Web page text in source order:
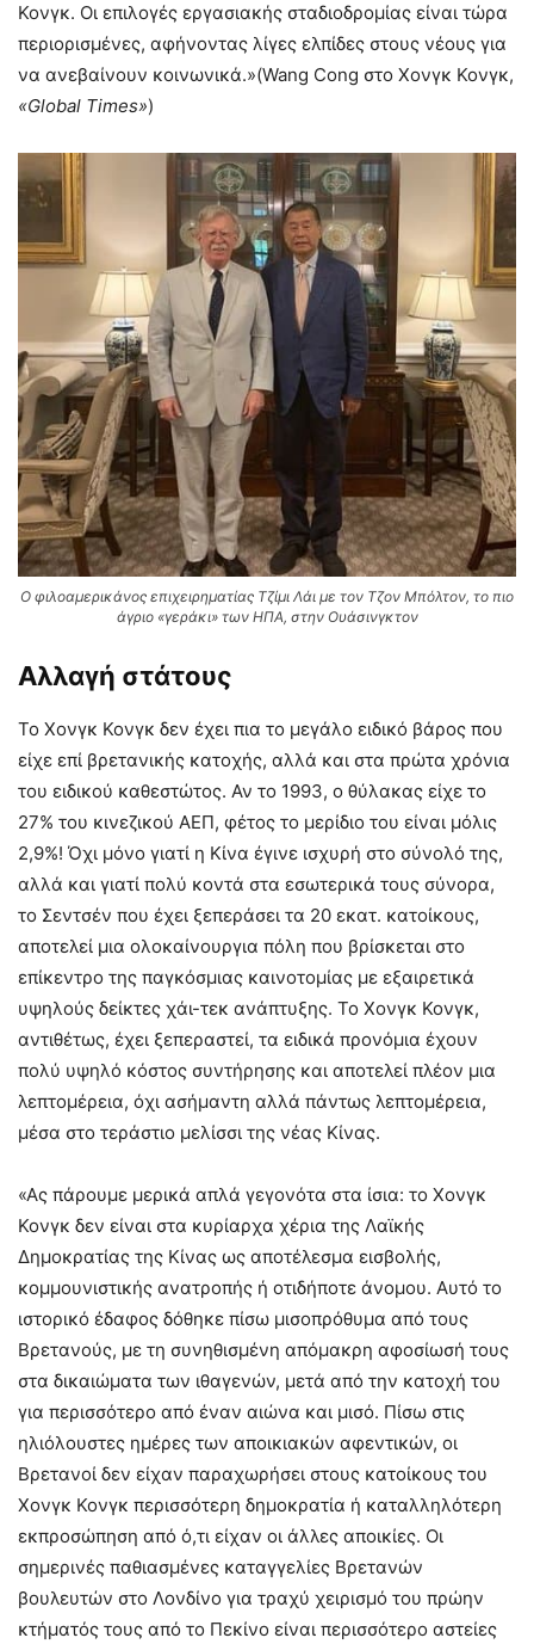
Κονγκ. Οι επιλογές εργασιακής σταδιοδρομίας είναι τώρα
περιορισμένες, αφήνοντας λίγες ελπίδες στους νέους για
να ανεβαίνουν κοινωνικά.»(Wang Cong στο Χονγκ Κονγκ,
«Global Times»)
Ο φιλοαμερικάνος επιχειρηματίας Τζίμι Λάι με τον Τζον Μπόλτον, το πιο
άγριο «γεράκι» των ΗΠΑ, στην Ουάσινγκτον
Αλλαγή στάτους
Το Χονγκ Κονγκ δεν έχει πια το μεγάλο ειδικό βάρος που
είχε επί βρετανικής κατοχής, αλλά και στα πρώτα χρόνια
του ειδικού καθεστώτος. Αν το 1993, ο θύλακας είχε το
27% του κινεζικού ΑΕΠ, φέτος το μερίδιο του είναι μόλις
2,9%! Όχι μόνο γιατί η Κίνα έγινε ισχυρή στο σύνολό της,
αλλά και γιατί πολύ κοντά στα εσωτερικά τους σύνορα,
το Σεντσέν που έχει ξεπεράσει τα 20 εκατ. κατοίκους,
αποτελεί μια ολοκαίνουργια πόλη που βρίσκεται στο
επίκεντρο της παγκόσμιας καινοτομίας με εξαιρετικά
υψηλούς δείκτες χάι-τεκ ανάπτυξης. Το Χονγκ Κονγκ,
αντιθέτως, έχει ξεπεραστεί, τα ειδικά προνόμια έχουν
πολύ υψηλό κόστος συντήρησης και αποτελεί πλέον μια
λεπτομέρεια, όχι ασήμαντη αλλά πάντως λεπτομέρεια,
μέσα στο τεράστιο μελίσσι της νέας Κίνας.
«Ας πάρουμε μερικά απλά γεγονότα στα ίσια: το Χονγκ
Κονγκ δεν είναι στα κυρίαρχα χέρια της Λαϊκής
Δημοκρατίας της Κίνας ως αποτέλεσμα εισβολής,
κομμουνιστικής ανατροπής ή οτιδήποτε άνομου. Αυτό το
ιστορικό έδαφος δόθηκε πίσω μισοπρόθυμα από τους
Βρετανούς, με τη συνηθισμένη απόμακρη αφοσίωσή τους
στα δικαιώματα των ιθαγενών, μετά από την κατοχή του
για περισσότερο από έναν αιώνα και μισό. Πίσω στις
ηλιόλουστες ημέρες των αποικιακών αφεντικών, οι
Βρετανοί δεν είχαν παραχωρήσει στους κατοίκους του
Χονγκ Κονγκ περισσότερη δημοκρατία ή καταλληλότερη
εκπροσώπηση από ό,τι είχαν οι άλλες αποικίες. Οι
σημερινές παθιασμένες καταγγελίες Βρετανών
βουλευτών στο Λονδίνο για τραχύ χειρισμό του πρώην
κτήματός τους από το Πεκίνο είναι περισσότερο αστείες